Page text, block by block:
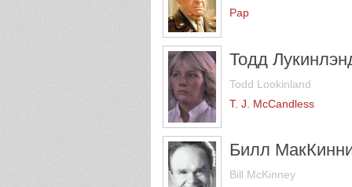
Pap
Тодд
Todd Lookinland
T. J. McCandless
Билл
Bill McKinney